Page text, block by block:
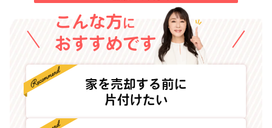
こんな方に
おすすめです
家を売却する前に
片付けたい